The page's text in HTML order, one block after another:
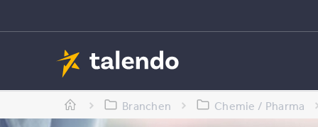
Branchen Chemie / Pharma